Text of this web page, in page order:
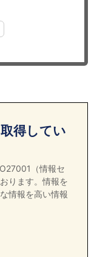
得してい
（情報セ
ります。情報を
情報を高い情報